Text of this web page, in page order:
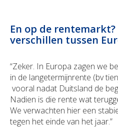
En op de
verschillen tussen
“Zeker. In Europa zagen we
in de langetermijnrente (bv
vooral nadat Duitsland de
Nadien is die rente wat
We verwachten hier een
tegen het einde van het jaar.”